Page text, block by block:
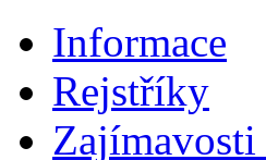
Informace
Rejstříky